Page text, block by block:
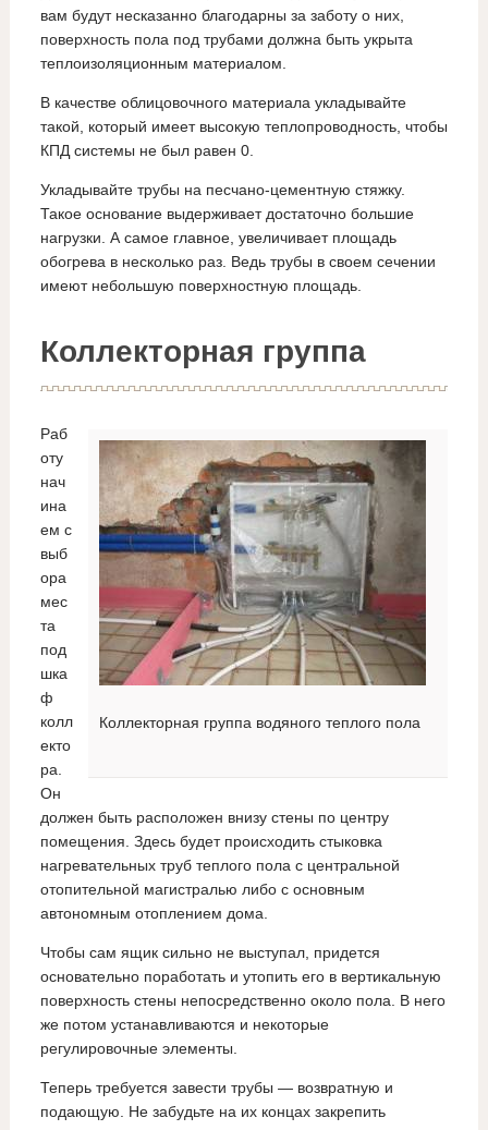
вам будут несказанно благодарны за заботу о них,
поверхность пола под трубами должна быть укрыта
теплоизоляционным материалом.
В качестве облицовочного материала укладывайте
такой, который имеет высокую теплопроводность, чтобы
КПД системы не был равен 0.
Укладывайте трубы на песчано-цементную стяжку.
Такое основание выдерживает достаточно большие
нагрузки. А самое главное, увеличивает площадь
обогрева в несколько раз. Ведь трубы в своем сечении
имеют небольшую поверхностную площадь.
Коллекторная группа
Коллекторная группа водяного теплого пола
Раб
оту
нач
ина
ем с
выб
ора
мес
та
под
шка
ф
колл
екто
ра.
Он
должен быть расположен внизу стены по центру
помещения. Здесь будет происходить стыковка
нагревательных труб теплого пола с центральной
отопительной магистралью либо с основным
автономным отоплением дома.
Чтобы сам ящик сильно не выступал, придется
основательно поработать и утопить его в вертикальную
поверхность стены непосредственно около пола. В него
же потом устанавливаются и некоторые
регулировочные элементы.
Теперь требуется завести трубы — возвратную и
подающую. Не забудьте на их концах закрепить